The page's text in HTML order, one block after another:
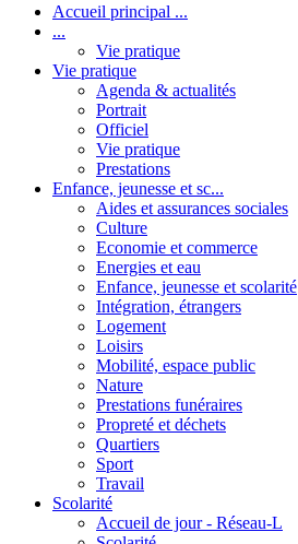
Accueil principal ...
...
Vie pratique
Vie pratique
Agenda & actualités
Portrait
Officiel
Vie pratique
Prestations
Enfance, jeunesse et sc...
Aides et assurances sociales
Culture
Economie et commerce
Energies et eau
Enfance, jeunesse et scolarité
Intégration, étrangers
Logement
Loisirs
Mobilité, espace public
Nature
Prestations funéraires
Propreté et déchets
Quartiers
Sport
Travail
Scolarité
Accueil de jour - Réseau-L